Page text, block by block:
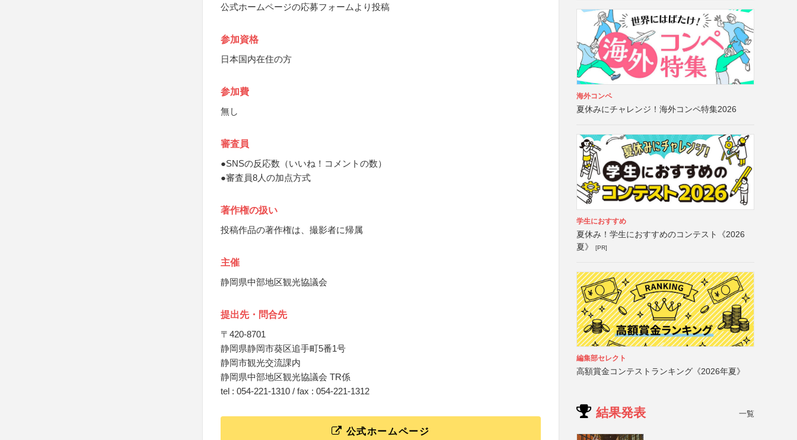
公式ホームページの応募フォームより投稿
参加資格
日本国内在住の方
参加費
無し
審査員
●SNSの反応数（いいね！コメントの数）
●審査員8人の加点方式
著作権の扱い
投稿作品の著作権は、撮影者に帰属
主催
静岡県中部地区観光協議会
提出先・問合先
〒420-8701
静岡県静岡市葵区追手町5番1号
静岡市観光交流課内
静岡県中部地区観光協議会 TR係
tel : 054-221-1310 / fax : 054-221-1312
公式ホームページ
海外コンペ
夏休みにチャレンジ！海外コンペ特集2026
学生におすすめ
夏休み！学生におすすめのコンテスト《2026
夏》
[PR]
編集部セレクト
高額賞金コンテストランキング《2026年夏》
結果発表 一覧